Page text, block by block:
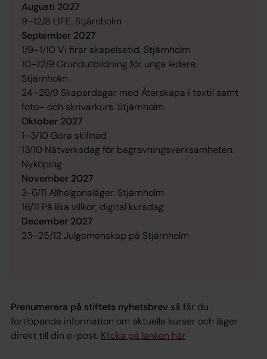
Augusti 2027
9–12/8 LIFE. Stjärnholm
September 2027
1/9–1/10 Vi firar skapelsetid. Stjärnholm
10–12/9 Grundutbildning för unga ledare.
Stjärnholm
24–26/9 Skapardagar med Återskapa i textil samt
foto– och skrivarkurs. Stjärnholm
Oktober 2027
1–3/10 Göra skillnad
13/10 Nätverksdag för begravningsverksamheten.
Nyköping
November 2027
3-6/11 Allhelgonaläger. Stjärnholm
16/11 På lika villkor, digital kursdag
December 2027
23–25/12 Julgemenskap på Stjärnholm
Prenumerera på stiftets nyhetsbrev så får du
fortlöpande information om aktuella kurser och läger
direkt till din e-post. Klicka på länken här